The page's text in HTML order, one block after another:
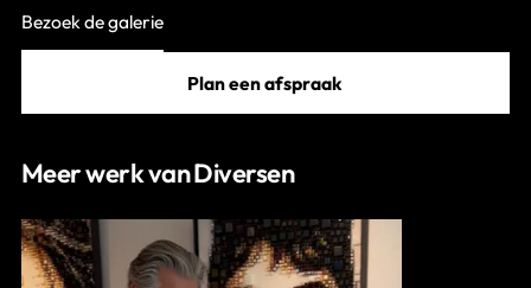
Bezoek de galerie
Plan een afspraak
Meer werk van Diversen